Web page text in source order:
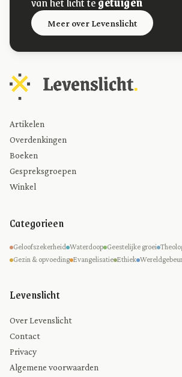
Meer over Levenslicht
Artikelen
Overdenkingen
Boeken
Gespreksgroepen
Winkel
Categorieen
Geloofszekerheid Waterdoop Geestelijke groei
Gezin & opvoeding Evangelisatie Ethiek
Levenslicht
Over Levenslicht
Contact
Privacy
Algemene voorwaarden